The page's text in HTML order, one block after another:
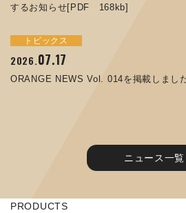
するお知らせ[PDF 168kb]
トピックス
2026.07.17
ORANGE NEWS Vol. 014を掲載しまし
コラムを更新しました：MEX金沢2025(
お知らせ
2025.05.15
2025.07.31
ORANGE NEWS Vol. 010を掲載しました
2024.05.13
MEX金沢2024 学生向け会社説明コーナ
終了しました
コーポレートガバナンス報告書を更新し
IR
2026.06.26
第65回定時株主総会のご報告を掲載しま
令和７年度石川県ワークライフバランス
サステナビリティ
2025.12.04
ニュース一覧
PRODUCTS